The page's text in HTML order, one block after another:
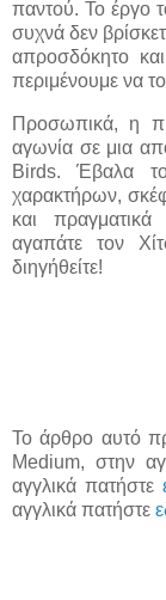
παντού. Το έργο
συχνά δεν
απροσδόκητο
περιμένουμε να
Προσωπικά, η
αγωνία σε μια
Birds. Έβαλα
χαρακτήρων,
και
αγαπάτε τον
διηγήθείτε!
Το άρθρο αυτό
Medium, στην
αγγλικά πατήστε
αγγλικά πατήστε